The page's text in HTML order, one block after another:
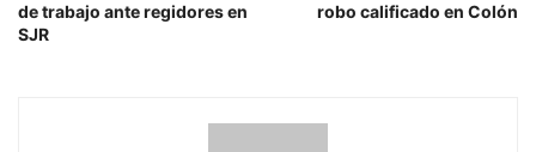
de trabajo ante regidores en
SJR
robo calificado en Colón